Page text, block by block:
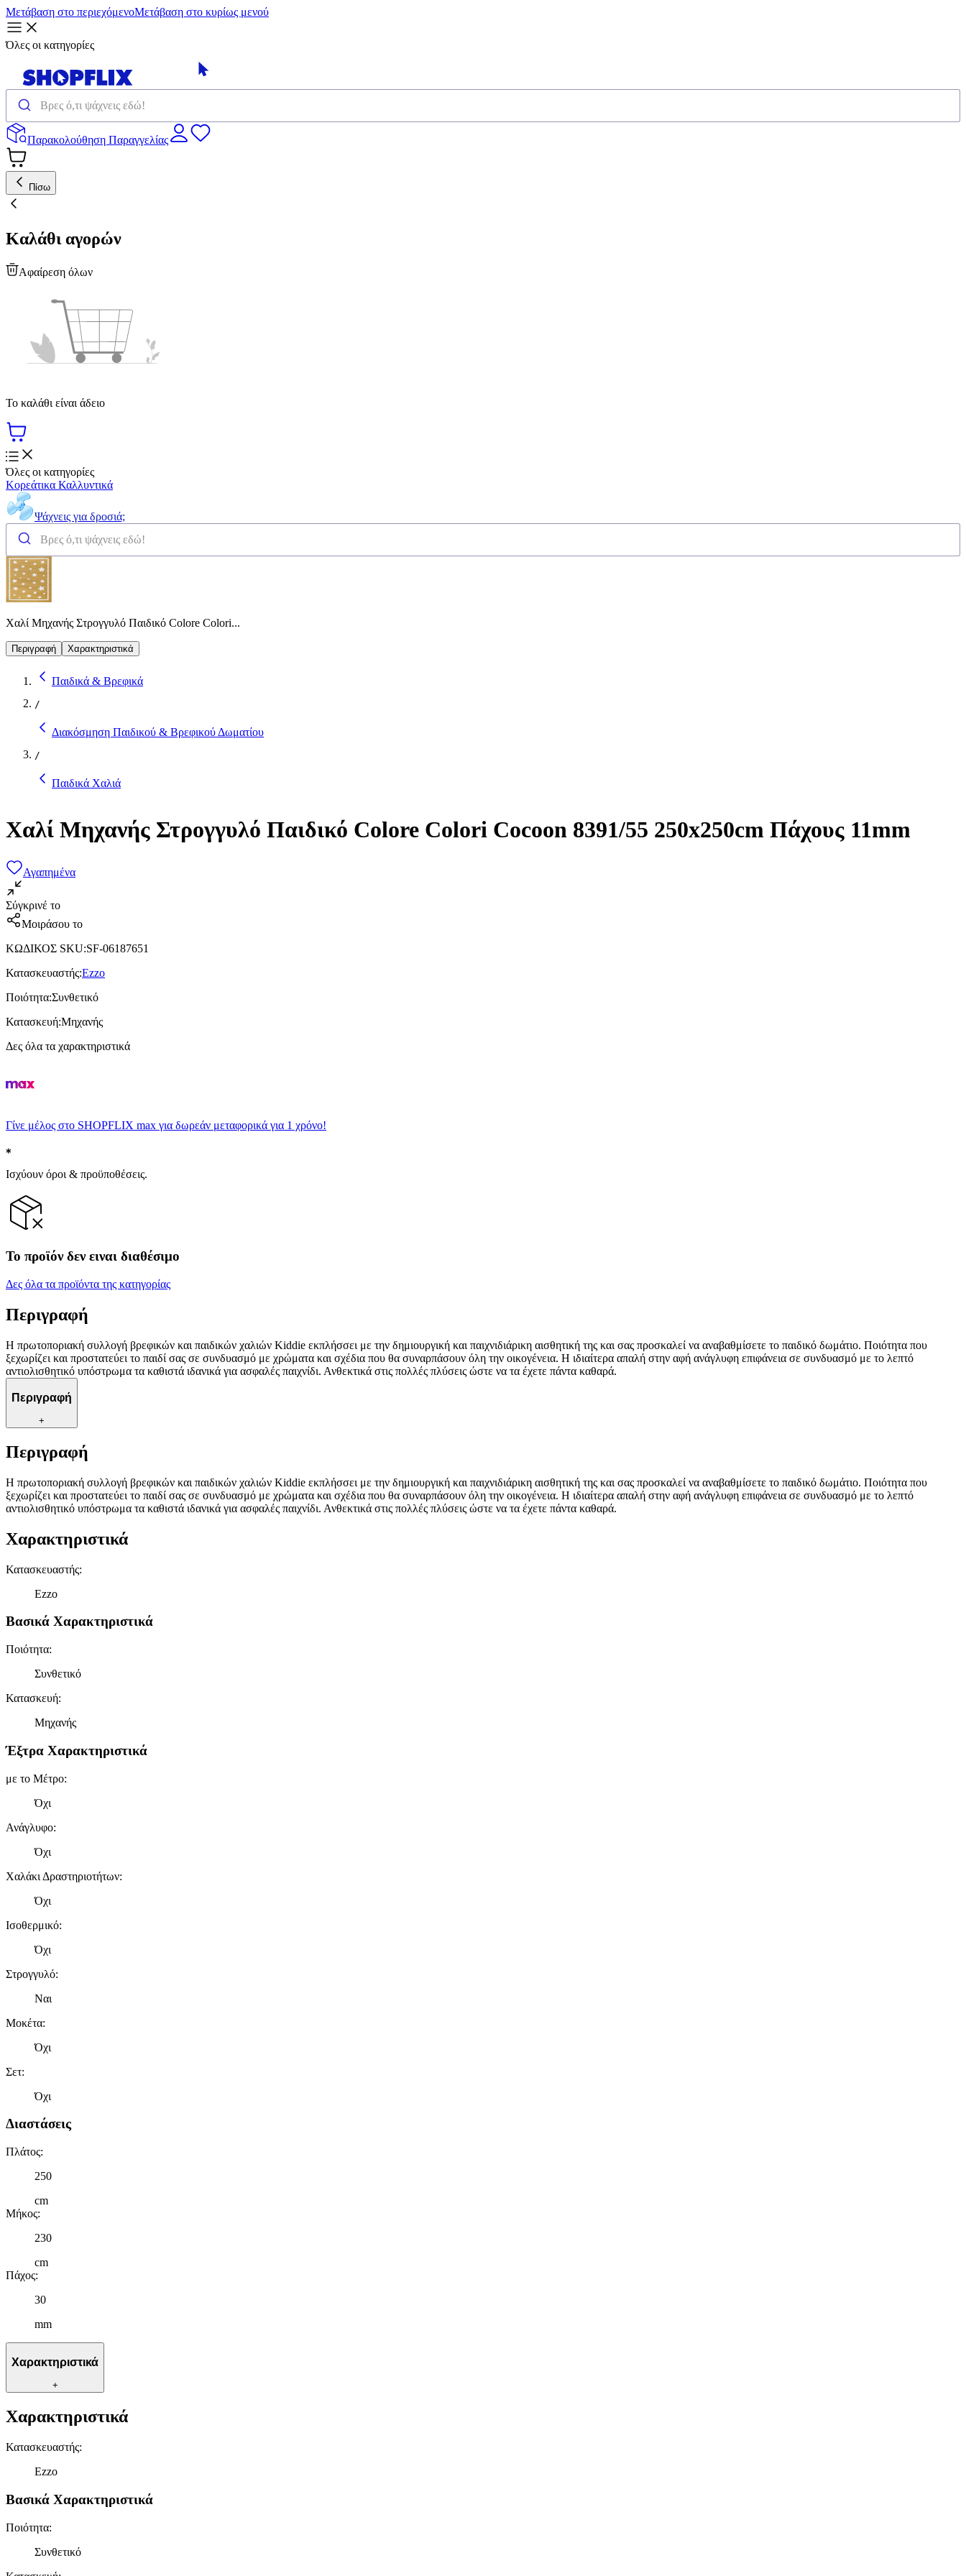
Μετάβαση στο περιεχόμενοΜετάβαση στο κυρίως μενού
Όλες οι κατηγορίες
Παρακολούθηση Παραγγελίας
Πίσω
Καλάθι αγορών
Αφαίρεση όλων
Το καλάθι είναι άδειο
Όλες οι κατηγορίες
Κορεάτικα Καλλυντικά
Ψάχνεις για δροσιά;
Χαλί Μηχανής Στρογγυλό Παιδικό Colore Colori...
Περιγραφή Χαρακτηριστικά
Παιδικά & Βρεφικά
/
Διακόσμηση Παιδικού & Βρεφικού Δωματίου
/
Παιδικά Χαλιά
Χαλί Μηχανής Στρογγυλό Παιδικό Colore Colori Cocoon 8391/55 250x250cm Πάχους 11mm
Αγαπημένα
Σύγκρινέ το
Μοιράσου το
ΚΩΔΙΚΟΣ SKU:SF-06187651
Κατασκευαστής:Ezzo
Ποιότητα:Συνθετικό
Κατασκευή:Μηχανής
Δες όλα τα χαρακτηριστικά
Γίνε μέλος στο SHOPFLIX max για δωρεάν μεταφορικά για 1 χρόνο!
Ισχύουν όροι & προϋποθέσεις.
Το προϊόν δεν ειναι διαθέσιμο
Δες όλα τα προϊόντα της κατηγορίας
Περιγραφή
Η πρωτοποριακή συλλογή βρεφικών και παιδικών χαλιών Kiddie εκπλήσσει με την δημιουργική και παιχνιδιάρικη αισθητική της και σας προσκαλεί να αναβαθμίσετε το παιδικό δωμάτιο. Ποιότητα που
ξεχωρίζει και προστατεύει το παιδί σας σε συνδυασμό με χρώματα και σχέδια που θα συναρπάσουν όλη την οικογένεια. Η ιδιαίτερα απαλή στην αφή ανάγλυφη επιφάνεια σε συνδυασμό με το λεπτό
αντιολισθητικό υπόστρωμα τα καθιστά ιδανικά για ασφαλές παιχνίδι. Ανθεκτικά στις πολλές πλύσεις ώστε να τα έχετε πάντα καθαρά.
Περιγραφή
+
Περιγραφή
Η πρωτοποριακή συλλογή βρεφικών και παιδικών χαλιών Kiddie εκπλήσσει με την δημιουργική και παιχνιδιάρικη αισθητική της και σας προσκαλεί να αναβαθμίσετε το παιδικό δωμάτιο. Ποιότητα που
ξεχωρίζει και προστατεύει το παιδί σας σε συνδυασμό με χρώματα και σχέδια που θα συναρπάσουν όλη την οικογένεια. Η ιδιαίτερα απαλή στην αφή ανάγλυφη επιφάνεια σε συνδυασμό με το λεπτό
αντιολισθητικό υπόστρωμα τα καθιστά ιδανικά για ασφαλές παιχνίδι. Ανθεκτικά στις πολλές πλύσεις ώστε να τα έχετε πάντα καθαρά.
Χαρακτηριστικά
Κατασκευαστής:
Ezzo
Βασικά Χαρακτηριστικά
Ποιότητα:
Συνθετικό
Κατασκευή:
Μηχανής
Έξτρα Χαρακτηριστικά
με το Μέτρο:
Όχι
Ανάγλυφο:
Όχι
Χαλάκι Δραστηριοτήτων:
Όχι
Ισοθερμικό:
Όχι
Στρογγυλό:
Ναι
Μοκέτα:
Όχι
Σετ:
Όχι
Διαστάσεις
Πλάτος:
250
cm
Μήκος:
230
cm
Πάχος:
30
mm
Χαρακτηριστικά
+
Χαρακτηριστικά
Κατασκευαστής:
Ezzo
Βασικά Χαρακτηριστικά
Ποιότητα:
Συνθετικό